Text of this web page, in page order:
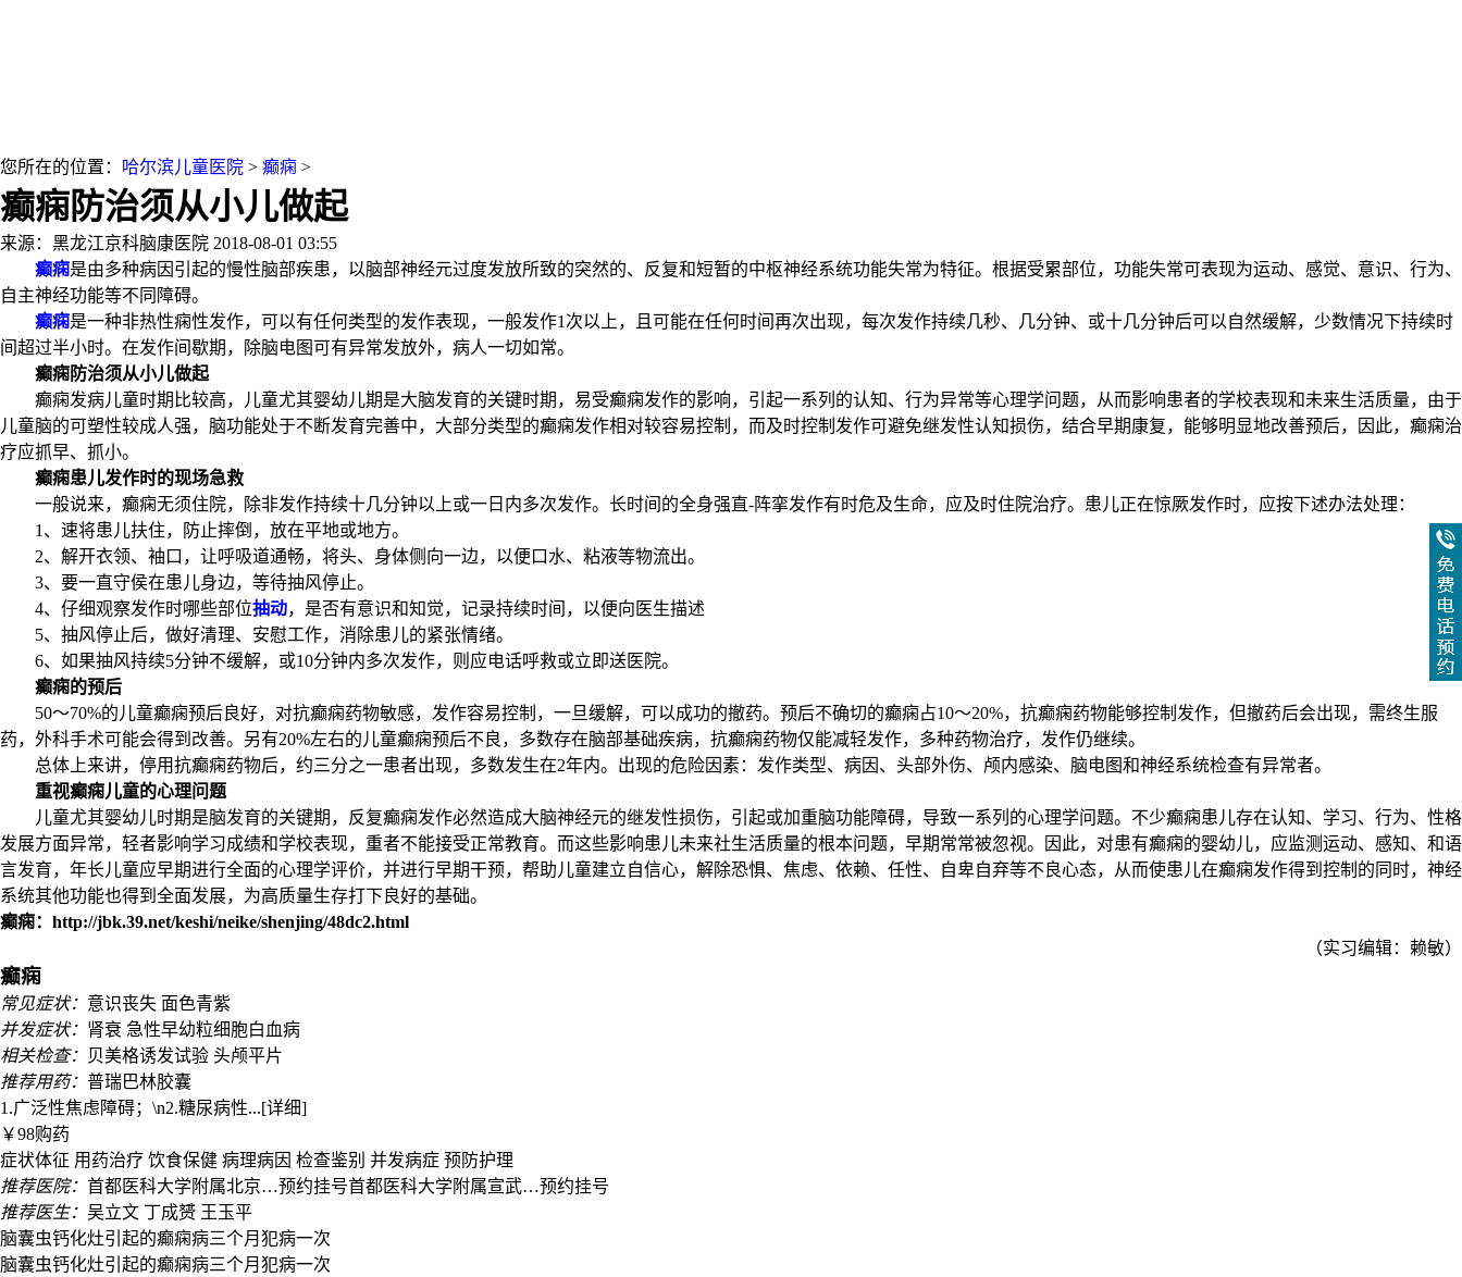
您所在的位置： 哈尔滨儿童医院 > 癫痫 >
癫痫防治须从小儿做起
来源：黑龙江京科脑康医院 2018-08-01 03:55
癫痫是由多种病因引起的慢性脑部疾患，以脑部神经元过度发放所致的突然的、反复和短暂的中枢神经系统功能失常为特征。根据受累部位，功能失常可表现为运动、感觉、意识、行为、
自主神经功能等不同障碍。
癫痫是一种非热性痫性发作，可以有任何类型的发作表现，一般发作1次以上，且可能在任何时间再次出现，每次发作持续几秒、几分钟、或十几分钟后可以自然缓解，少数情况下持续时
间超过半小时。在发作间歇期，除脑电图可有异常发放外，病人一切如常。
癫痫防治须从小儿做起
癫痫发病儿童时期比较高，儿童尤其婴幼儿期是大脑发育的关键时期，易受癫痫发作的影响，引起一系列的认知、行为异常等心理学问题，从而影响患者的学校表现和未来生活质量，由于
儿童脑的可塑性较成人强，脑功能处于不断发育完善中，大部分类型的癫痫发作相对较容易控制，而及时控制发作可避免继发性认知损伤，结合早期康复，能够明显地改善预后，因此，癫痫治
疗应抓早、抓小。
癫痫患儿发作时的现场急救
一般说来，癫痫无须住院，除非发作持续十几分钟以上或一日内多次发作。长时间的全身强直-阵挛发作有时危及生命，应及时住院治疗。患儿正在惊厥发作时，应按下述办法处理：
1、速将患儿扶住，防止摔倒，放在平地或地方。
2、解开衣领、袖口，让呼吸道通畅，将头、身体侧向一边，以便口水、粘液等物流出。
3、要一直守侯在患儿身边，等待抽风停止。
4、仔细观察发作时哪些部位抽动，是否有意识和知觉，记录持续时间，以便向医生描述
5、抽风停止后，做好清理、安慰工作，消除患儿的紧张情绪。
6、如果抽风持续5分钟不缓解，或10分钟内多次发作，则应电话呼救或立即送医院。
癫痫的预后
50～70%的儿童癫痫预后良好，对抗癫痫药物敏感，发作容易控制，一旦缓解，可以成功的撤药。预后不确切的癫痫占10～20%，抗癫痫药物能够控制发作，但撤药后会出现，需终生服
药，外科手术可能会得到改善。另有20%左右的儿童癫痫预后不良，多数存在脑部基础疾病，抗癫痫药物仅能减轻发作，多种药物治疗，发作仍继续。
总体上来讲，停用抗癫痫药物后，约三分之一患者出现，多数发生在2年内。出现的危险因素：发作类型、病因、头部外伤、颅内感染、脑电图和神经系统检查有异常者。
重视癫痫儿童的心理问题
儿童尤其婴幼儿时期是脑发育的关键期，反复癫痫发作必然造成大脑神经元的继发性损伤，引起或加重脑功能障碍，导致一系列的心理学问题。不少癫痫患儿存在认知、学习、行为、性格
发展方面异常，轻者影响学习成绩和学校表现，重者不能接受正常教育。而这些影响患儿未来社生活质量的根本问题，早期常常被忽视。因此，对患有癫痫的婴幼儿，应监测运动、感知、和语
言发育，年长儿童应早期进行全面的心理学评价，并进行早期干预，帮助儿童建立自信心，解除恐惧、焦虑、依赖、任性、自卑自弃等不良心态，从而使患儿在癫痫发作得到控制的同时，神经
系统其他功能也得到全面发展，为高质量生存打下良好的基础。
癫痫：http://jbk.39.net/keshi/neike/shenjing/48dc2.html
（实习编辑：赖敏）
癫痫
常见症状： 意识丧失 面色青紫
并发症状： 肾衰 急性早幼粒细胞白血病
相关检查： 贝美格诱发试验 头颅平片
推荐用药： 普瑞巴林胶囊
1.广泛性焦虑障碍；\n2.糖尿病性...[详细]
￥98购药
症状体征 用药治疗 饮食保健 病理病因 检查鉴别 并发病症 预防护理
推荐医院： 首都医科大学附属北京…预约挂号首都医科大学附属宣武…预约挂号
推荐医生： 吴立文 丁成赟 王玉平
脑囊虫钙化灶引起的癫痫病三个月犯病一次
脑囊虫钙化灶引起的癫痫病三个月犯病一次